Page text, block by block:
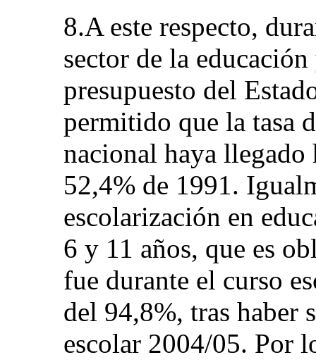
8.A este respecto,
sector de la
presupuesto del
permitido que la tasa
nacional haya llegado
52,4% de 1991.
escolarización en
6 y 11 años, que es
fue durante el curso
del 94,8%, tras haber
escolar 2004/05. Por